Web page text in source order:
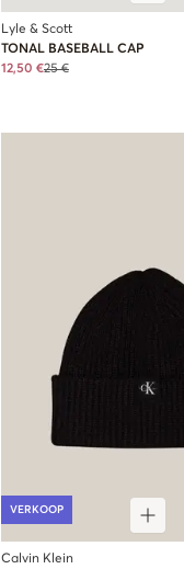
Lyle & Scott
TONAL BASEBALL CAP
12,50 €25 €
VERKOOP
Calvin Klein